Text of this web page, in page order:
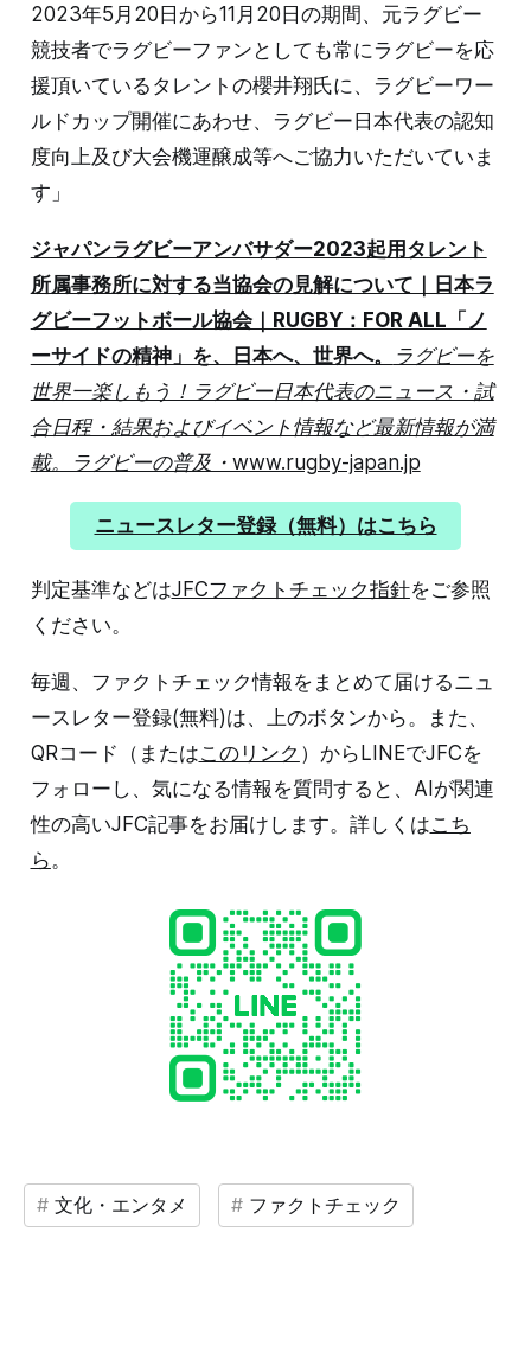
2023年5月20日から11月20日の期間、元ラグビー
競技者でラグビーファンとしても常にラグビーを応
援頂いているタレントの櫻井翔氏に、ラグビーワー
ルドカップ開催にあわせ、ラグビー日本代表の認知
度向上及び大会機運醸成等へご協力いただいていま
す」
ジャパンラグビーアンバサダー2023起用タレント
所属事務所に対する当協会の見解について｜日本ラ
グビーフットボール協会｜RUGBY：FOR ALL「ノ
ーサイドの精神」を、日本へ、世界へ。
ラグビーを
世界一楽しもう！ラグビー日本代表のニュース・試
合日程・結果およびイベント情報など最新情報が満
載。ラグビーの普及・www.rugby-japan.jp
ニュースレター登録（無料）はこちら
判定基準などはJFCファクトチェック指針をご参照
ください。
毎週、ファクトチェック情報をまとめて届けるニュ
ースレター登録(無料)は、上のボタンから。また、
QRコード（またはこのリンク ）からLINEでJFCを
フォローし、気になる情報を質問すると、AIが関連
性の高いJFC記事をお届けします。詳しくはこち
ら 。
文化・エンタメ ファクトチェック